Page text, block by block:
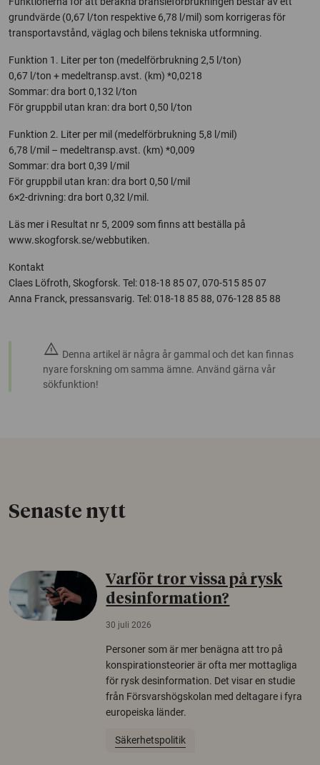
grundvärde (0,67 l/ton respektive 6,78 l/mil) som korrigeras för
transportavstånd, väglag och bilens tekniska utformning.
Funktion 1. Liter per ton (medelförbrukning 2,5 l/ton)
0,67 l/ton + medeltransp.avst. (km) *0,0218
Sommar: dra bort 0,132 l/ton
För gruppbil utan kran: dra bort 0,50 l/ton
Funktion 2. Liter per mil (medelförbrukning 5,8 l/mil)
6,78 l/mil – medeltransp.avst. (km) *0,009
Sommar: dra bort 0,39 l/mil
För gruppbil utan kran: dra bort 0,50 l/mil
6×2-drivning: dra bort 0,32 l/mil.
Läs mer i Resultat nr 5, 2009 som finns att beställa på
www.skogforsk.se/webbutiken.
Kontakt
Claes Löfroth, Skogforsk. Tel: 018-18 85 07, 070-515 85 07
Anna Franck, pressansvarig. Tel: 018-18 85 88, 076-128 85 88
warning Denna artikel är några år gammal och det kan finnas
nyare forskning om samma ämne. Använd gärna vår
sökfunktion!
Senaste nytt
Varför tror vissa på rysk
desinformation?
30 juli 2026
Personer som är mer benägna att tro på
konspirationsteorier är ofta mer mottagliga
för rysk desinformation. Det visar en studie
från Försvarshögskolan med deltagare i fyra
europeiska länder.
Säkerhetspolitik